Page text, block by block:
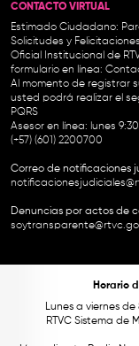
CONTACTO VIRTUAL
Estimado Ciudadano:
Solicitudes y
Oficial Institucional de
formulario en línea:
Al momento de registrar
usted podrá realizar el
PQRS
Asesor en línea: lunes
(+57) (601) 2200700
Correo de notificaciones
Denuncias por actos de
Horario
Lunes a viernes
RTVC Sistema de